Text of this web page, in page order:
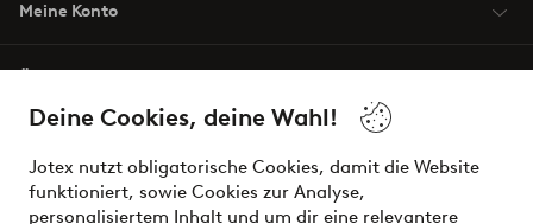
Deine Cookies, deine Wahl!
Jotex nutzt obligatorische Cookies, damit die Website
funktioniert, sowie Cookies zur Analyse,
personalisiertem Inhalt und um dir eine relevantere
Meine Konto
Bedingungen